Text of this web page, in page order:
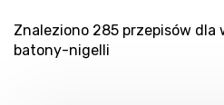
Znaleziono 285 przepisów
batony-nigelli